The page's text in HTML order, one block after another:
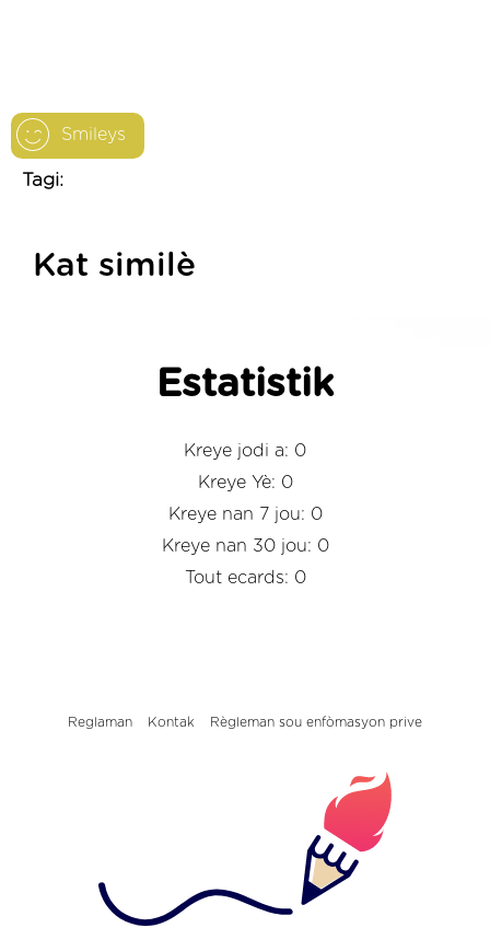
Smileys
Tagi:
Kat similè
Estatistik
Kreye jodi a: 0
Kreye Yè: 0
Kreye nan 7 jou: 0
Kreye nan 30 jou: 0
Tout ecards: 0
Reglaman Kontak Règleman sou enfòmasyon prive